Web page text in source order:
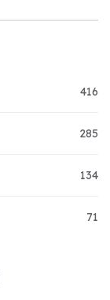
416
285
134
71